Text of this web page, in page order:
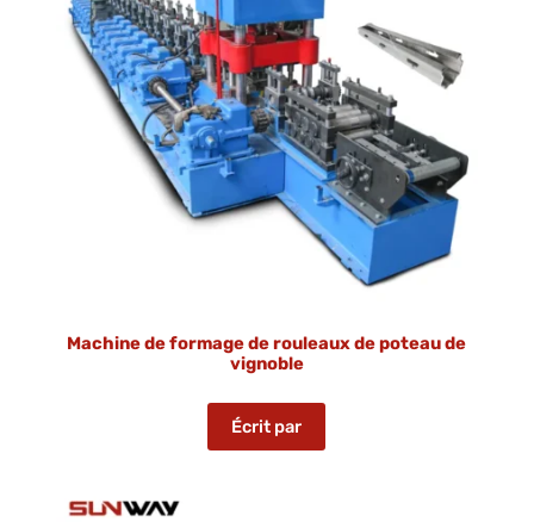
Machine de formage de rouleaux de poteau de
vignoble
Écrit par